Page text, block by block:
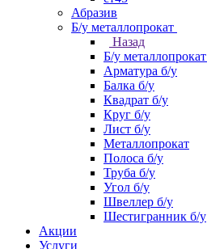
Абразив
Б/у металлопрокат
Назад
Б/у металлопрокат
Арматура б/у
Балка б/у
Квадрат б/у
Круг б/у
Лист б/у
Металлопрокат
Полоса б/у
Труба б/у
Угол б/у
Швеллер б/у
Шестигранник б/у
Акции
Услуги